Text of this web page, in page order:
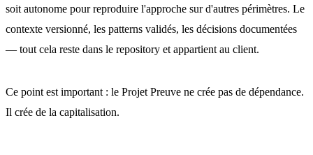
soit autonome pour reproduire l'approche sur d'autres périmètres. Le
contexte versionné, les patterns validés, les décisions documentées
— tout cela reste dans le repository et appartient au client.
Ce point est important : le Projet Preuve ne crée pas de dépendance.
Il crée de la capitalisation.